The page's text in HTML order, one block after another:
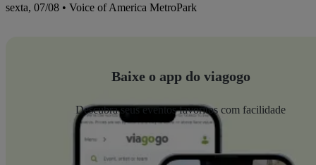
sexta, 07/08 • Voice of America MetroPark
Baixe o app do viagogo
Descubra seus eventos favoritos com facilidade